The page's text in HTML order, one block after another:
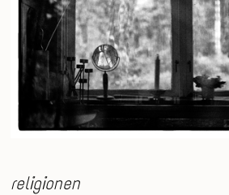
religionen